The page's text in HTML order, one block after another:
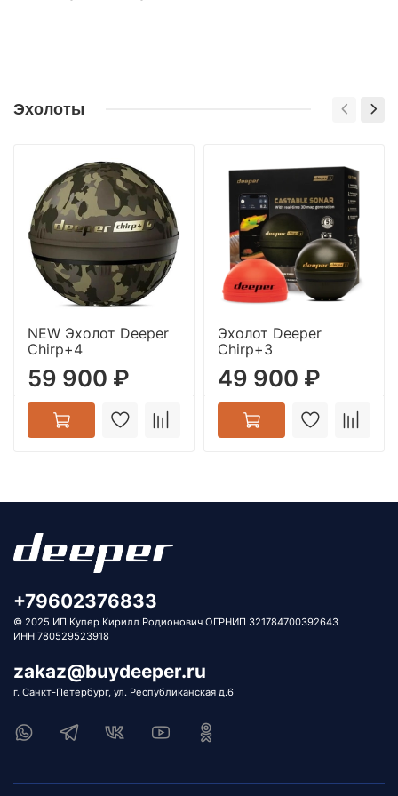
Эхолоты
NEW Эхолот Deeper
Chirp+4
59 900 ₽
Эхолот Deeper
Chirp+3
49 900 ₽
+79602376833
© 2025 ИП Купер Кирилл Родионович ОГРНИП 321784700392643
ИНН 780529523918
zakaz@buydeeper.ru
г. Санкт-Петербург, ул. Республиканская д.6